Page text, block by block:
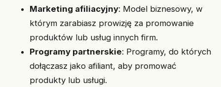
Marketing afiliacyjny: Model biznesowy, w
którym zarabiasz prowizję za promowanie
produktów lub usług innych firm.
Programy partnerskie: Programy, do których
dołączasz jako afiliant, aby promować
produkty lub usługi.